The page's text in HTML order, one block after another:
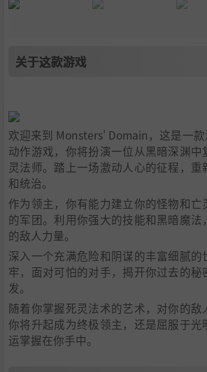
关于这款游戏
欢迎来到 Monsters' Domain，这是一款
动作游戏，你将扮演一位从黑暗深渊中
灵法师。踏上一场激动人心的征程，重
和统治。
作为领主，你有能力建立你的怪物和亡
的军团。利用你强大的技能和黑暗魔法
的敌人力量。
深入一个充满危险和阴谋的丰富细腻的
牢，面对可怕的对手，揭开你过去的秘
发。
随着你掌握死灵法术的艺术，对你的敌
你将升起成为终极领主，还是屈服于光
运掌握在你手中。